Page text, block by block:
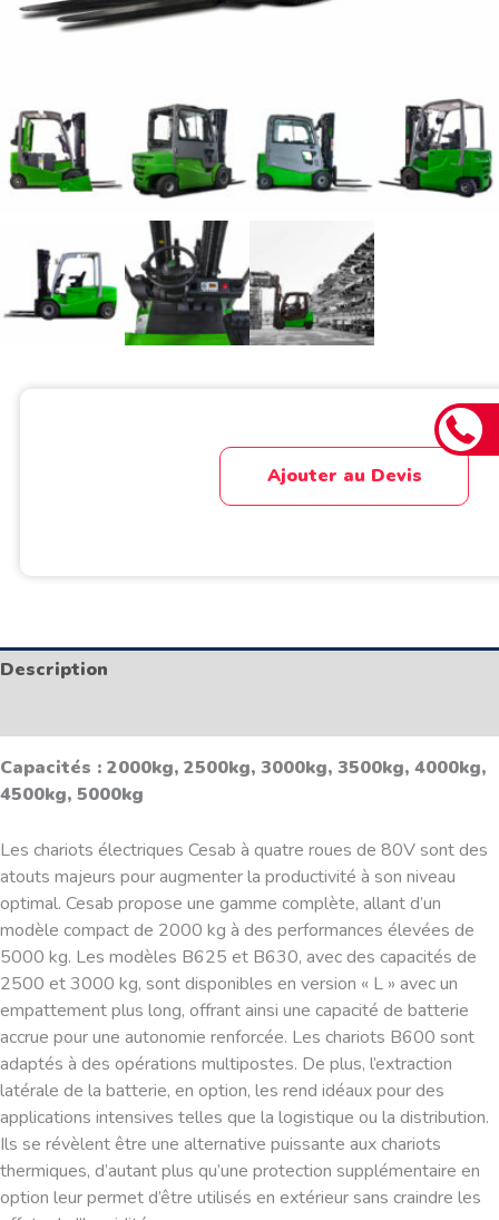
Ajouter au Devis
Description
Capacités : 2000kg, 2500kg, 3000kg, 3500kg, 4000kg,
4500kg, 5000kg
Les chariots électriques Cesab à quatre roues de 80V sont des
atouts majeurs pour augmenter la productivité à son niveau
optimal. Cesab propose une gamme complète, allant d’un
modèle compact de 2000 kg à des performances élevées de
5000 kg. Les modèles B625 et B630, avec des capacités de
2500 et 3000 kg, sont disponibles en version « L » avec un
empattement plus long, offrant ainsi une capacité de batterie
accrue pour une autonomie renforcée. Les chariots B600 sont
adaptés à des opérations multipostes. De plus, l’extraction
latérale de la batterie, en option, les rend idéaux pour des
applications intensives telles que la logistique ou la distribution.
Ils se révèlent être une alternative puissante aux chariots
thermiques, d’autant plus qu’une protection supplémentaire en
option leur permet d’être utilisés en extérieur sans craindre les